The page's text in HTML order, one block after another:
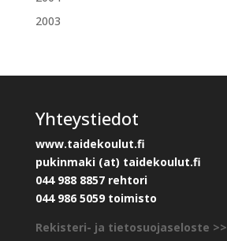
2003
Yhteystiedot
www.taidekoulut.fi
pukinmaki (at) taidekoulut.fi
044 988 8857 rehtori
044 986 5059 toimisto
Rekisteri- ja tietosuojaseloste >>